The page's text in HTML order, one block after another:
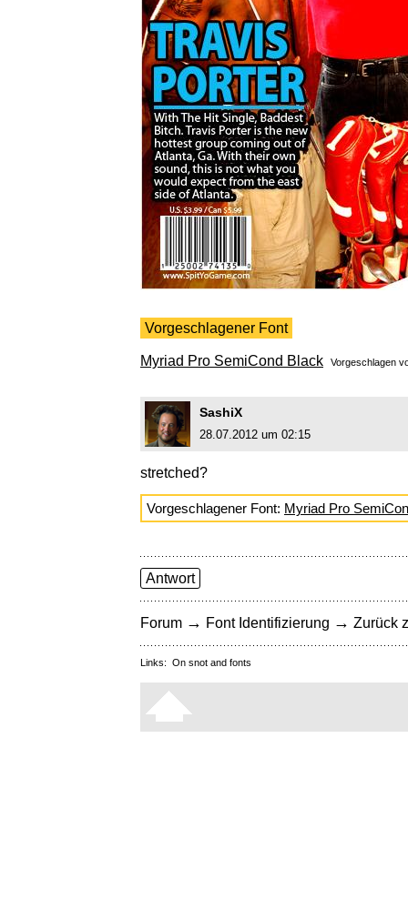
Vorgeschlagener Font
Myriad Pro SemiCond Black Vorgeschlagen
SashiX
28.07.2012 um 02:15
stretched?
Vorgeschlagener Font: Myriad Pro
Antwort
Forum → Font Identifizierung → Zurück
Links: On snot and fonts